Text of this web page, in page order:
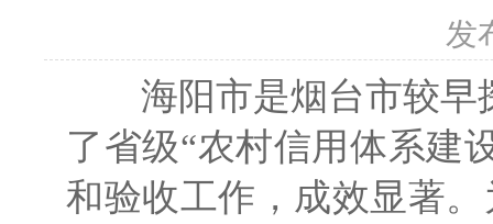
发
海阳市是烟台市较早探
了省级“农村信用体系建
和验收工作，成效显著